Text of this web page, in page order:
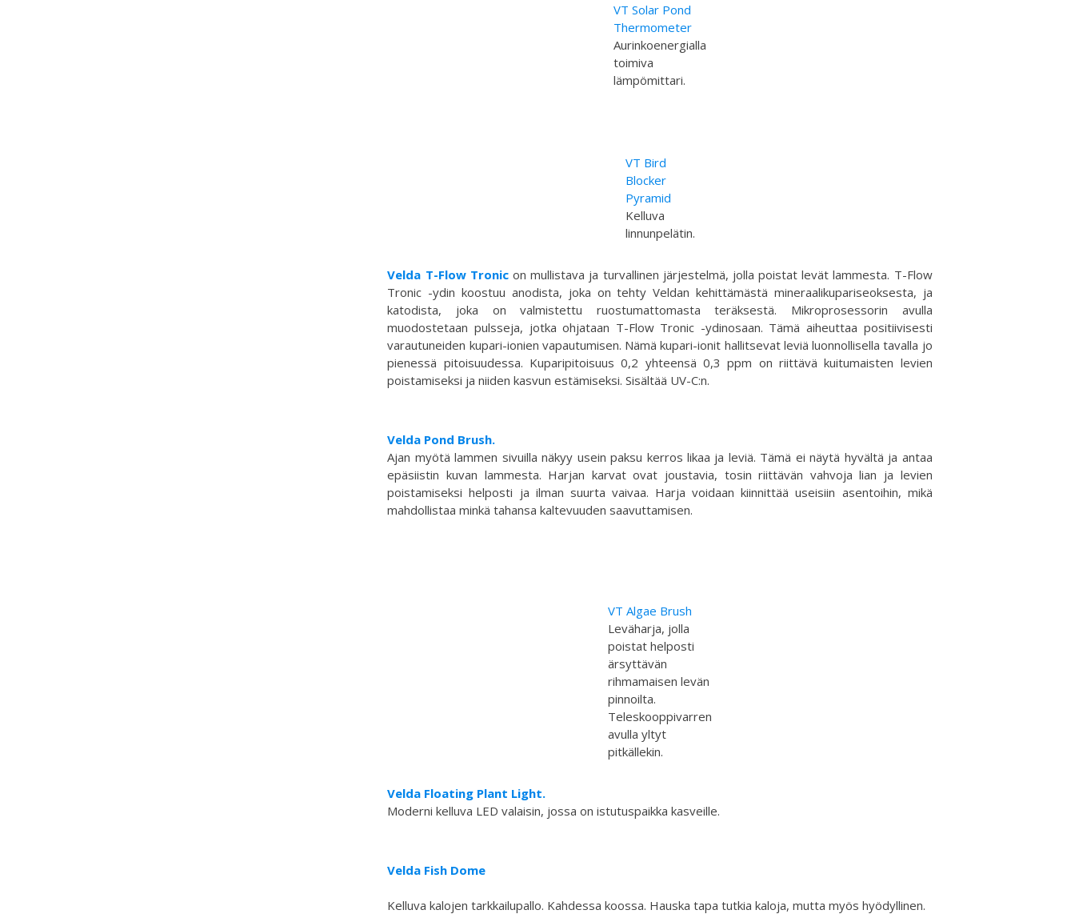
VT Solar Pond
Thermometer
Aurinkoenergialla
toimiva
lämpömittari.
VT Bird
Blocker
Pyramid
Kelluva
linnunpelätin.
Velda T-Flow Tronicon mullistava ja turvallinen järjestelmä, jolla poistat levät lammesta. T-Flow
Tronic -ydin koostuu anodista, joka on tehty Veldan kehittämästä mineraalikupariseoksesta, ja
katodista, joka on valmistettu ruostumattomasta teräksestä. Mikroprosessorin avulla
muodostetaan pulsseja, jotka ohjataan T-Flow Tronic -ydinosaan. Tämä aiheuttaa positiivisesti
varautuneiden kupari-ionien vapautumisen. Nämä kupari-ionit hallitsevat leviä luonnollisella tavalla jo
pienessä pitoisuudessa. Kuparipitoisuus 0,2 yhteensä 0,3 ppm on riittävä kuitumaisten levien
poistamiseksi ja niiden kasvun estämiseksi. Sisältää UV-C:n.
Velda Pond Brush.
Ajan myötä lammen sivuilla näkyy usein paksu kerros likaa ja leviä. Tämä ei näytä hyvältä ja antaa
epäsiistin kuvan lammesta. Harjan karvat ovat joustavia, tosin riittävän vahvoja lian ja levien
poistamiseksi helposti ja ilman suurta vaivaa. Harja voidaan kiinnittää useisiin asentoihin, mikä
mahdollistaa minkä tahansa kaltevuuden saavuttamisen.
VT Algae Brush
Leväharja, jolla
poistat helposti
ärsyttävän
rihmamaisen levän
pinnoilta.
Teleskooppivarren
avulla yltyt
pitkällekin.
Velda Floating Plant Light.
Moderni kelluva LED valaisin, jossa on istutuspaikka kasveille.
Velda Fish Dome
Kelluva kalojen tarkkailupallo. Kahdessa koossa. Hauska tapa tutkia kaloja, mutta myös hyödyllinen.